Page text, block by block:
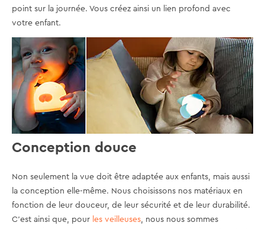
point sur la journée. Vous créez ainsi un lien profond avec
votre enfant.
Conception douce
Non seulement la vue doit être adaptée aux enfants, mais aussi
la conception elle-même. Nous choisissons nos matériaux en
fonction de leur douceur, de leur sécurité et de leur durabilité.
C'est ainsi que, pour les veilleuses, nous nous sommes